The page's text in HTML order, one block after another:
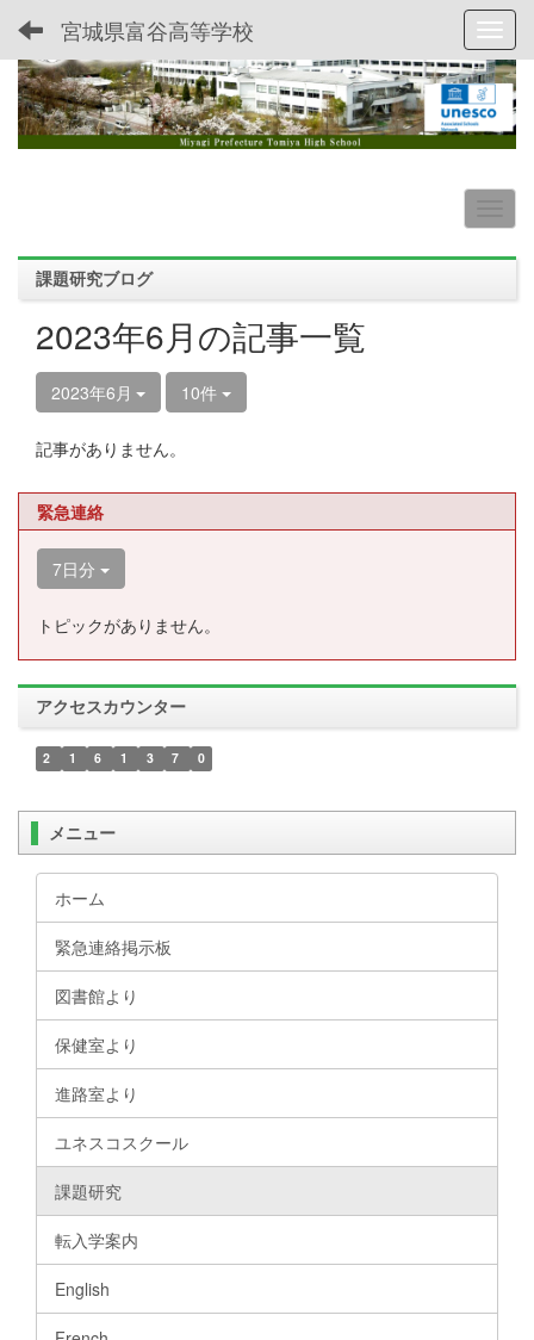
宮城県富谷高等学校
課題研究ブログ
2023年6月の記事一覧
2023年6月 10件
記事がありません。
緊急連絡
7日分
トピックがありません。
アクセスカウンター
2 1 6 1 3 7 0
メニュー
ホーム
緊急連絡掲示板
図書館より
保健室より
進路室より
ユネスコスクール
課題研究
転入学案内
English